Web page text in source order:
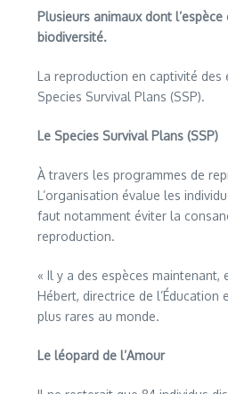
Plusieurs animaux dont
biodiversité.
La reproduction en captivité des
Species Survival Plans (SSP).
Le Species Survival Plans (SSP)
À travers les programmes de
L’organisation évalue les
faut notamment éviter la
reproduction.
« Il y a des espèces maintenant,
Hébert, directrice de
plus rares au monde.
Le léopard de l’Amour